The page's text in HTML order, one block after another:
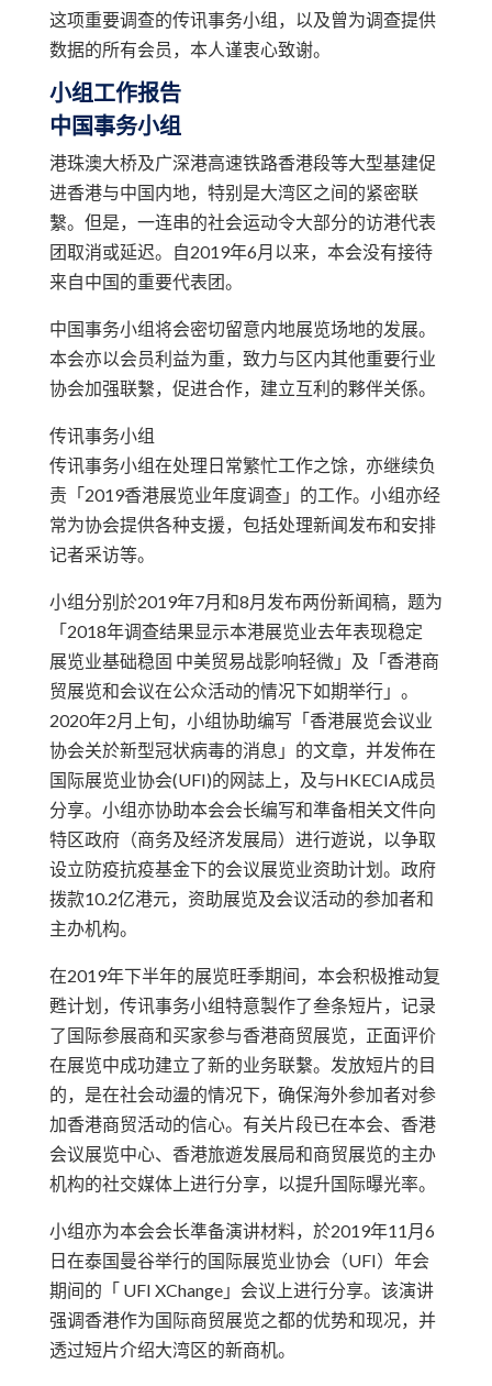
这项重要调查的传讯事务小组，以及曾为调查提供
数据的所有会员，本人谨衷心致谢。
小组工作报告
中国事务小组
港珠澳大桥及广深港高速铁路香港段等大型基建促
进香港与中国内地，特别是大湾区之间的紧密联
繫。但是，一连串的社会运动令大部分的访港代表
团取消或延迟。自2019年6月以来，本会没有接待
来自中国的重要代表团。
中国事务小组将会密切留意内地展览场地的发展。
本会亦以会员利益为重，致力与区内其他重要行业
协会加强联繫，促进合作，建立互利的夥伴关係。
传讯事务小组
传讯事务小组在处理日常繁忙工作之馀，亦继续负
责「2019香港展览业年度调查」的工作。小组亦经
常为协会提供各种支援，包括处理新闻发布和安排
记者采访等。
小组分别於2019年7月和8月发布两份新闻稿，题为
「2018年调查结果显示本港展览业去年表现稳定
展览业基础稳固 中美贸易战影响轻微」及「香港商
贸展览和会议在公众活动的情况下如期举行」。
2020年2月上旬，小组协助编写「香港展览会议业
协会关於新型冠状病毒的消息」的文章，并发佈在
国际展览业协会(UFI)的网誌上，及与HKECIA成员
分享。小组亦协助本会会长编写和準备相关文件向
特区政府（商务及经济发展局）进行遊说，以争取
设立防疫抗疫基金下的会议展览业资助计划。政府
拨款10.2亿港元，资助展览及会议活动的参加者和
主办机构。
在2019年下半年的展览旺季期间，本会积极推动复
甦计划，传讯事务小组特意製作了叁条短片，记录
了国际参展商和买家参与香港商贸展览，正面评价
在展览中成功建立了新的业务联繫。发放短片的目
的，是在社会动盪的情况下，确保海外参加者对参
加香港商贸活动的信心。有关片段已在本会、香港
会议展览中心、香港旅遊发展局和商贸展览的主办
机构的社交媒体上进行分享，以提升国际曝光率。
小组亦为本会会长準备演讲材料，於2019年11月6
日在泰国曼谷举行的国际展览业协会（UFI）年会
期间的「 UFI XChange」会议上进行分享。该演讲
强调香港作为国际商贸展览之都的优势和现况，并
透过短片介绍大湾区的新商机。